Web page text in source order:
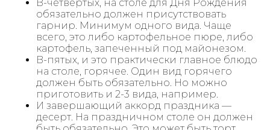
В-четвертых, на столе для Дня Рождения
обязательно должен присутствовать
гарнир. Минимум одного вида. Чаще
всего, это либо картофельное пюре, либо
картофель, запеченный под майонезом.
В-пятых, и это практически главное блюдо
на столе, горячее. Один вид горячего
должен быть обязательно. Но можно
приготовить и 2-3 вида, например.
И завершающий аккорд праздника —
десерт. На праздничном столе он должен